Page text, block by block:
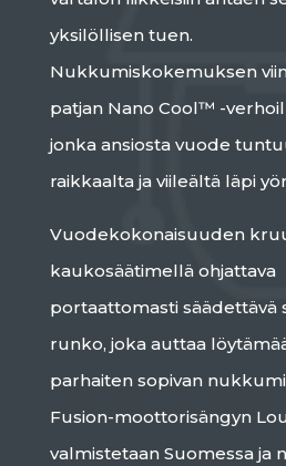
yksilöllisen tuen.
Nukkumiskokemuksen
patjan Nano Cool™ -
jonka ansiosta vuode
raikkaalta ja viileältä läpi
Vuodekokonaisuuden
kaukosäätimellä ohjattava
portaattomasti säädettävä
runko, joka auttaa
parhaiten sopivan
Fusion-moottorisängyn
valmistetaan Suomessa ja